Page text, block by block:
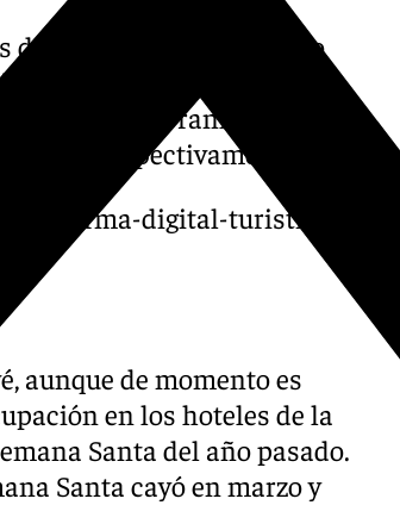
de marzo se ha registrado
Torrox, con un
puesto del ranking lo
66%, respectivamente.
digital-turistica/
aunque de momento es
en los hoteles de la
Santa del año pasado.
Santa cayó en marzo y